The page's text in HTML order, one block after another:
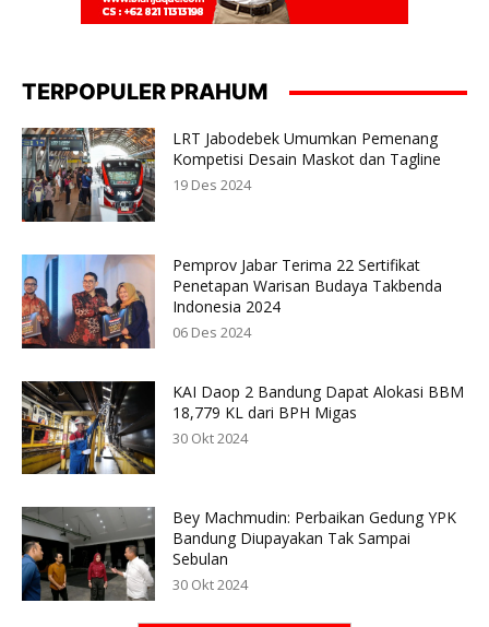
TERPOPULER PRAHUM
LRT Jabodebek Umumkan Pemenang
Kompetisi Desain Maskot dan Tagline
19 Des 2024
Pemprov Jabar Terima 22 Sertifikat
Penetapan Warisan Budaya Takbenda
Indonesia 2024
06 Des 2024
KAI Daop 2 Bandung Dapat Alokasi BBM
18,779 KL dari BPH Migas
30 Okt 2024
Bey Machmudin: Perbaikan Gedung YPK
Bandung Diupayakan Tak Sampai
Sebulan
30 Okt 2024